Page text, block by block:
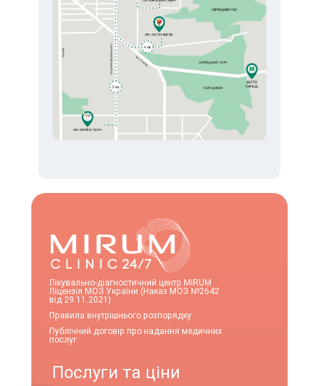
Лікувально-діагностичний центр MIRUM
Ліцензія МОЗ України (Наказ МОЗ №2642
від 29.11.2021)
Правила внутрішнього розпорядку
Публічний договір про надання медичних
послуг
Послуги та ціни